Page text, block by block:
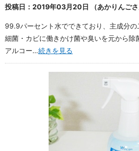
投稿日：2019年03月20日 （あかりんご
99.9パーセント水でできており、主成分
細菌・カビに働きかけ菌や臭いを元から除
アルコー…続きを見る